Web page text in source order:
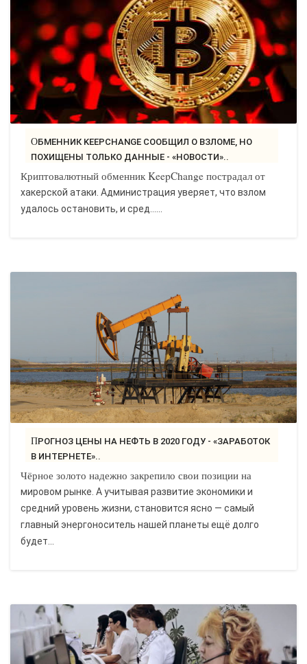
ОБМЕННИК KEEPCHANGE СООБЩИЛ О ВЗЛОМЕ, НО
ПОХИЩЕНЫ ТОЛЬКО ДАННЫЕ - «НОВОСТИ»..
Криптовалютный обменник KeepChange пострадал от
хакерской атаки. Администрация уверяет, что взлом
удалось остановить, и сред…...
ПРОГНОЗ ЦЕНЫ НА НЕФТЬ В 2020 ГОДУ - «ЗАРАБОТОК
В ИНТЕРНЕТЕ»..
Чёрное золото надежно закрепило свои позиции на
мировом рынке. А учитывая развитие экономики и
средний уровень жизни, становится ясно — самый
главный энергоноситель нашей планеты ещё долго
будет...